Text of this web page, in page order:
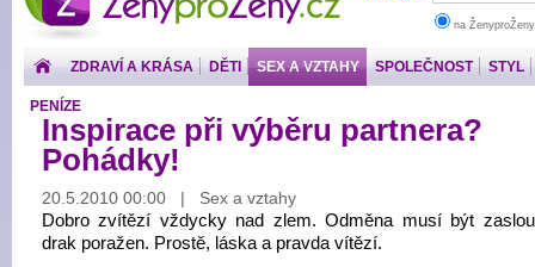
na
ZDRAVÍ A KRÁSA DĚTI SEX A VZTAHY SPOLEČNOST STYL
PENÍZE
Inspirace při výběru partnera?
Pohádky!
20.5.2010 00:00 | Sex a vztahy
Dobro zvítězí vždycky nad zlem. Odměna musí být
drak poražen. Prostě, láska a pravda vítězí.